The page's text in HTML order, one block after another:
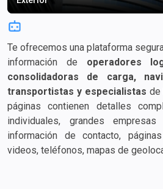
Te ofrecemos una plataforma
información de operadores
consolidadoras de carga,
transportistas y especialistas de
páginas contienen detalles
individuales, grandes
información de contacto,
videos, teléfonos, mapas de